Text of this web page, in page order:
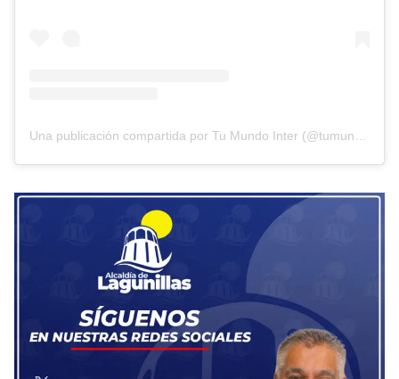
Una publicación compartida por Tu Mundo Inter (@tumundointer)